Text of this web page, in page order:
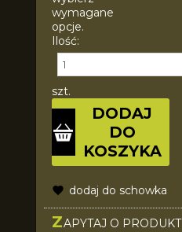
wymagane
opcje.
Ilość:
szt.
DODAJ
DO
KOSZYKA
dodaj do schowka
ZAPYTAJ O PRODUKT